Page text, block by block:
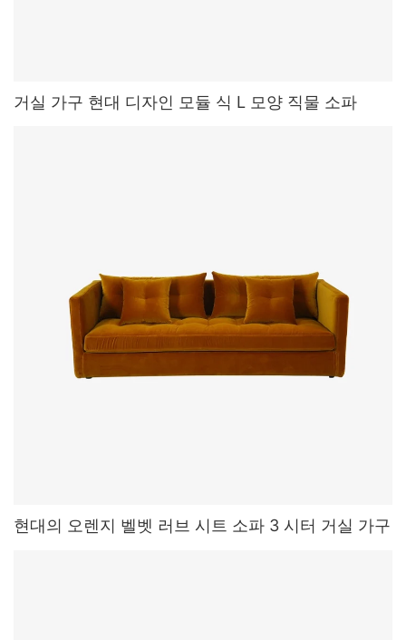
거실 가구 현대 디자인 모듈 식 L 모양 직물 소파
현대의 오렌지 벨벳 러브 시트 소파 3 시터 거실 가구